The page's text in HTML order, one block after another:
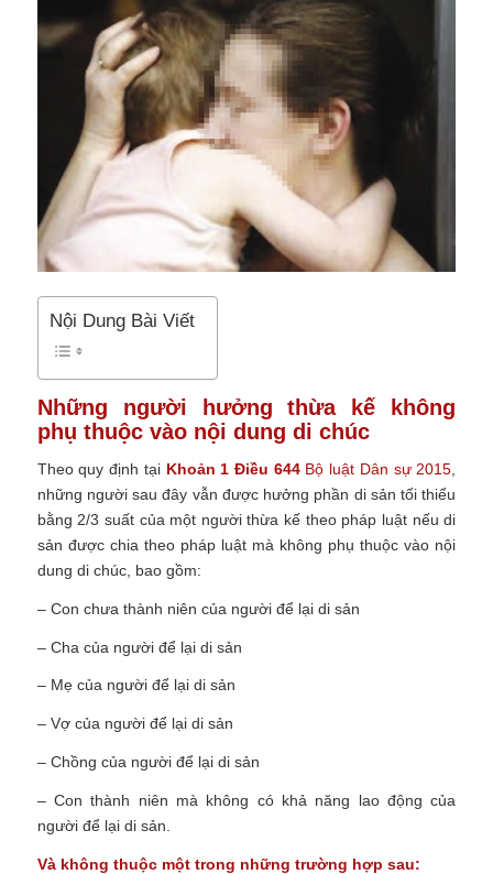
Nội Dung Bài Viết
Những người hưởng thừa kế không
phụ thuộc vào nội dung di chúc
Theo quy định tại Khoản 1 Điều 644 Bộ luật Dân sự 2015
những người sau đây vẫn được hưởng phần di sản tối thiểu
bằng 2/3 suất của một người thừa kế theo pháp luật nếu di
sản được chia theo pháp luật mà không phụ thuộc vào nội
dung di chúc, bao gồm:
– Con chưa thành niên của người để lại di sản
– Cha của người để lại di sản
– Mẹ của người để lại di sản
– Vợ của người để lại di sản
– Chồng của người để lại di sản
– Con thành niên mà không có khả năng lao động của
người để lại di sản.
Và không thuộc một trong những trường hợp sau: